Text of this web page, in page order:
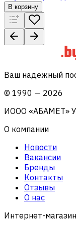
В корзину
Ваш надежный
© 1990 — 2026
ИООО «АБАМЕТ»
О компании
Новости
Вакансии
Бренды
Контакты
Отзывы
О нас
Интернет-магазин